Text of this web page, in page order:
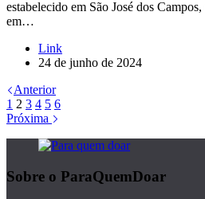
estabelecido em São José dos
em…
Link
24 de junho de 2024
Anterior
1 2 3 4 5 6
Próxima
Sobre o ParaQuemDoar